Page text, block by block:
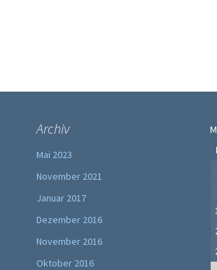
Archiv
Mai 2023
November 2021
Januar 2017
Dezember 2016
November 2016
Oktober 2016